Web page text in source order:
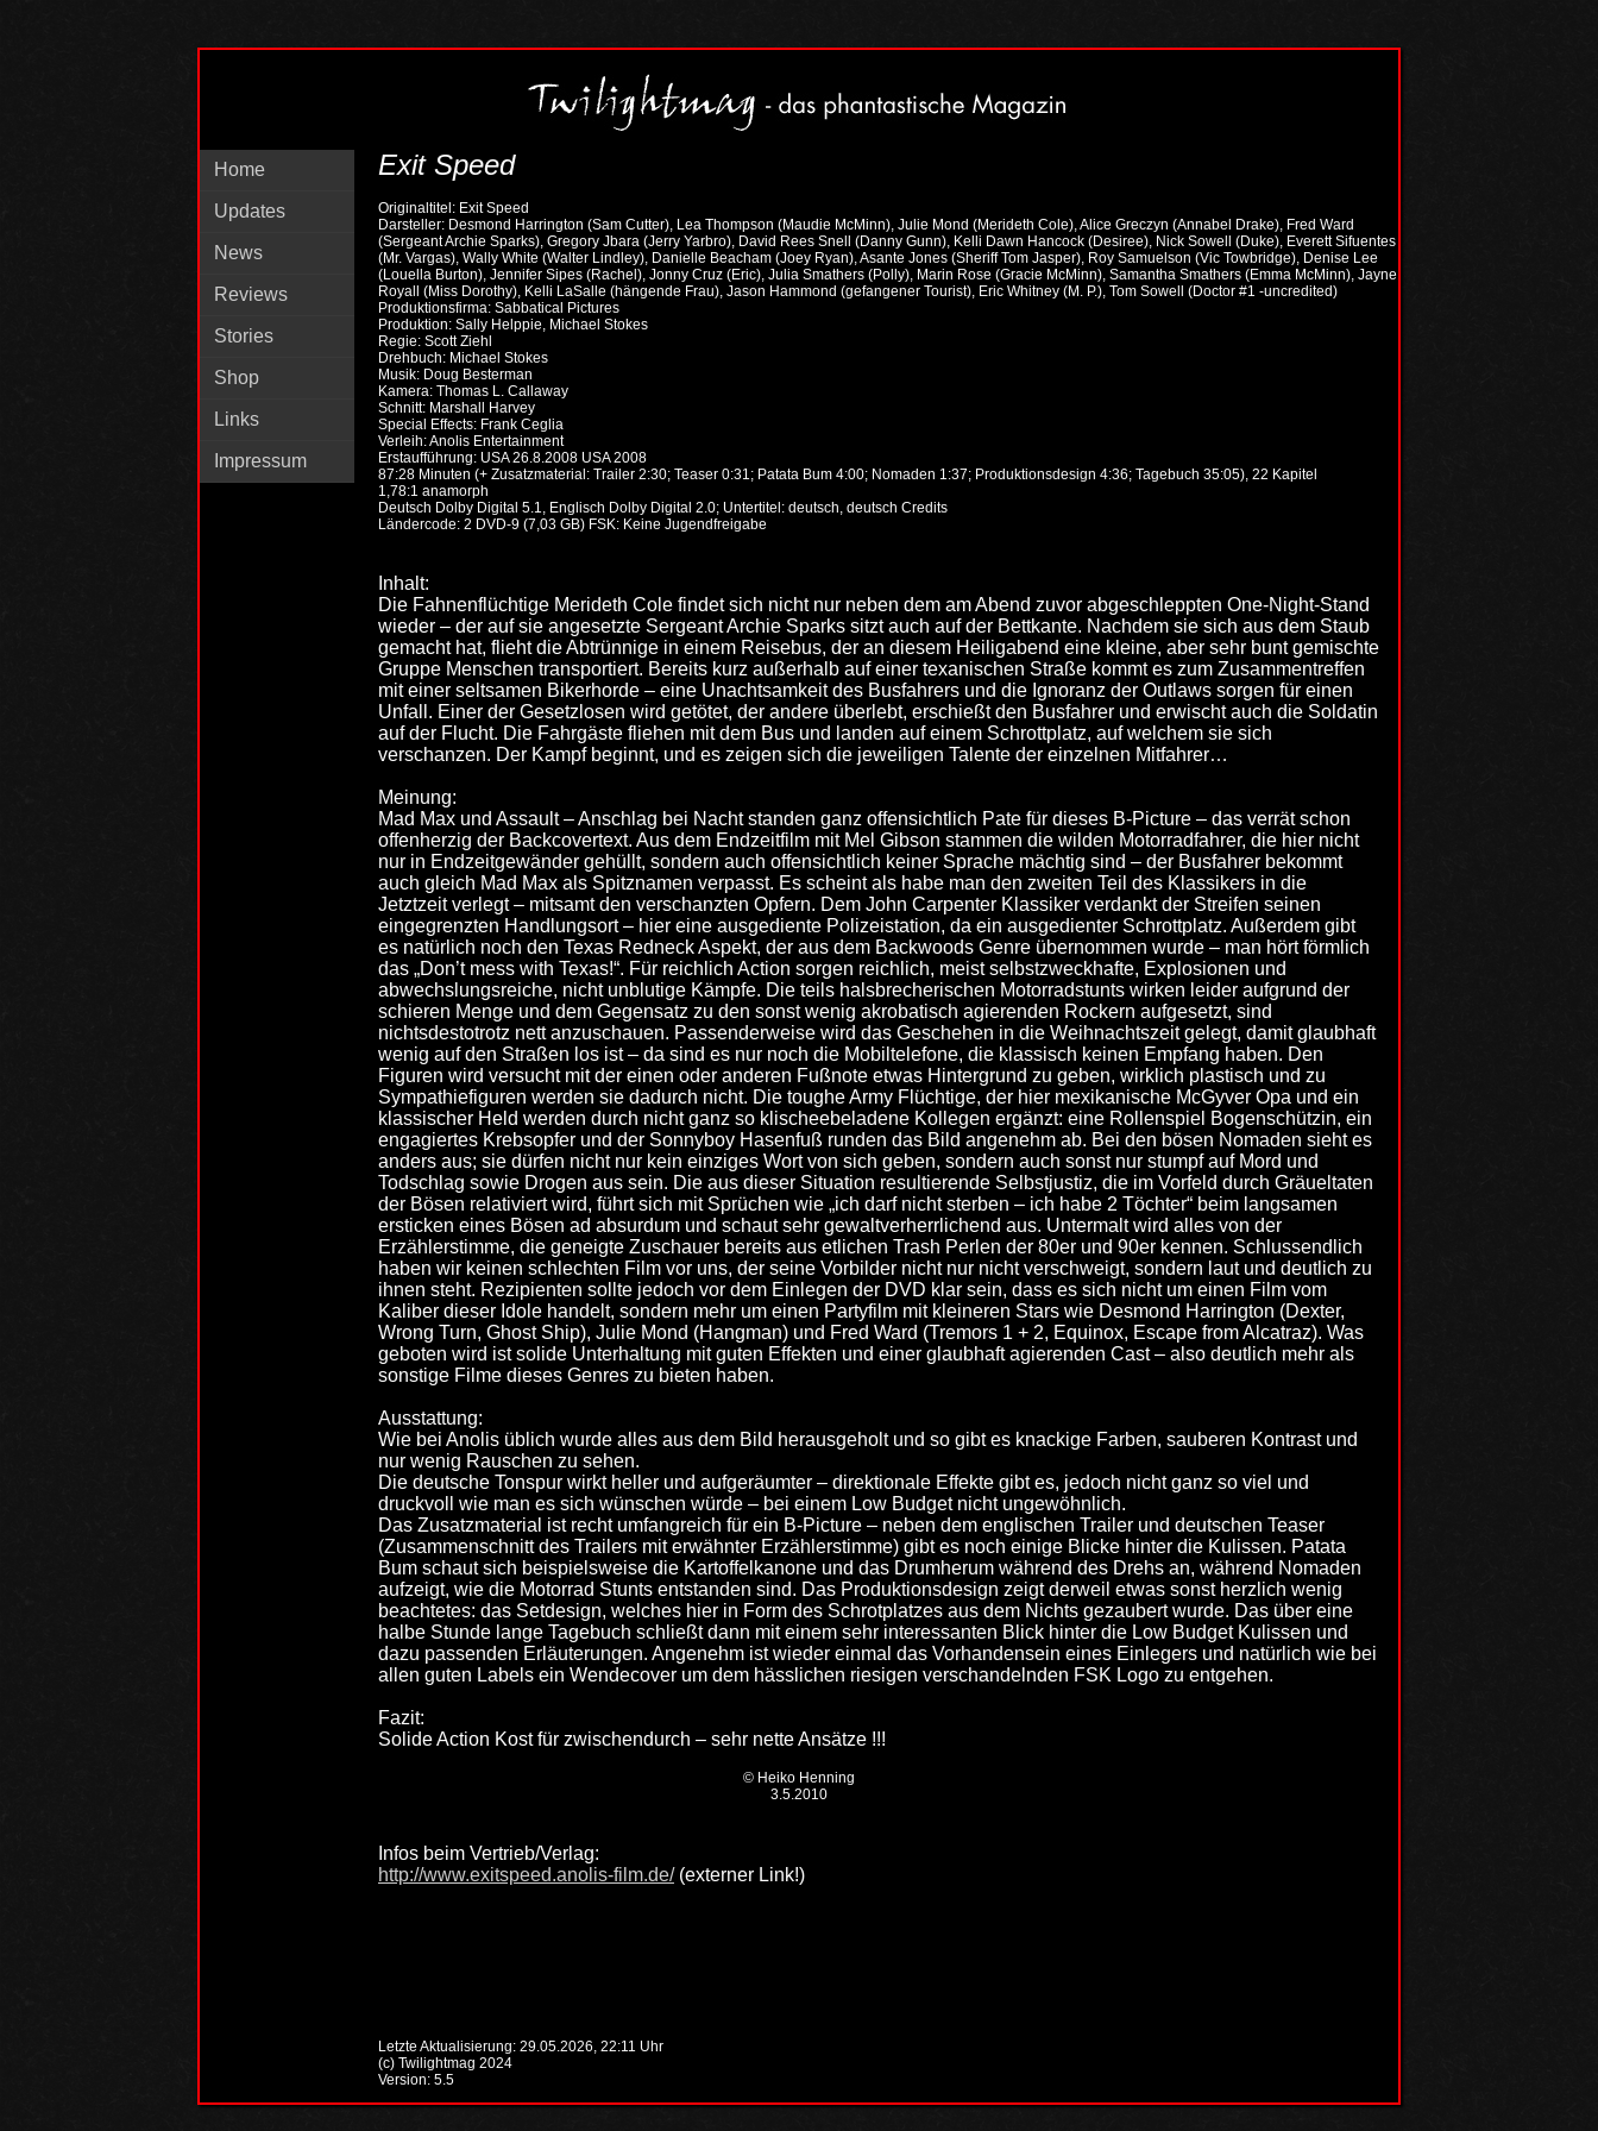
Home
Updates
News
Reviews
Stories
Shop
Links
Impressum
Exit Speed
Originaltitel: Exit Speed
Darsteller: Desmond Harrington (Sam Cutter), Lea Thompson (Maudie McMinn), Julie Mond (Merideth Cole), Alice Greczyn (Annabel Drake), Fred Ward
(Sergeant Archie Sparks), Gregory Jbara (Jerry Yarbro), David Rees Snell (Danny Gunn), Kelli Dawn Hancock (Desiree), Nick Sowell (Duke), Everett Sifuentes
(Mr. Vargas), Wally White (Walter Lindley), Danielle Beacham (Joey Ryan), Asante Jones (Sheriff Tom Jasper), Roy Samuelson (Vic Towbridge), Denise Lee
(Louella Burton), Jennifer Sipes (Rachel), Jonny Cruz (Eric), Julia Smathers (Polly), Marin Rose (Gracie McMinn), Samantha Smathers (Emma McMinn), Jayne
Royall (Miss Dorothy), Kelli LaSalle (hängende Frau), Jason Hammond (gefangener Tourist), Eric Whitney (M. P.), Tom Sowell (Doctor #1 -uncredited)
Produktionsfirma: Sabbatical Pictures
Produktion: Sally Helppie, Michael Stokes
Regie: Scott Ziehl
Drehbuch: Michael Stokes
Musik: Doug Besterman
Kamera: Thomas L. Callaway
Schnitt: Marshall Harvey
Special Effects: Frank Ceglia
Verleih: Anolis Entertainment
Erstaufführung: USA 26.8.2008 USA 2008
87:28 Minuten (+ Zusatzmaterial: Trailer 2:30; Teaser 0:31; Patata Bum 4:00; Nomaden 1:37; Produktionsdesign 4:36; Tagebuch 35:05), 22 Kapitel
1,78:1 anamorph
Deutsch Dolby Digital 5.1, Englisch Dolby Digital 2.0; Untertitel: deutsch, deutsch Credits
Ländercode: 2 DVD-9 (7,03 GB) FSK: Keine Jugendfreigabe
Inhalt:
Die Fahnenflüchtige Merideth Cole findet sich nicht nur neben dem am Abend zuvor abgeschleppten One-Night-Stand
wieder – der auf sie angesetzte Sergeant Archie Sparks sitzt auch auf der Bettkante. Nachdem sie sich aus dem Staub
gemacht hat, flieht die Abtrünnige in einem Reisebus, der an diesem Heiligabend eine kleine, aber sehr bunt gemischte
Gruppe Menschen transportiert. Bereits kurz außerhalb auf einer texanischen Straße kommt es zum Zusammentreffen
mit einer seltsamen Bikerhorde – eine Unachtsamkeit des Busfahrers und die Ignoranz der Outlaws sorgen für einen
Unfall. Einer der Gesetzlosen wird getötet, der andere überlebt, erschießt den Busfahrer und erwischt auch die Soldatin
auf der Flucht. Die Fahrgäste fliehen mit dem Bus und landen auf einem Schrottplatz, auf welchem sie sich
verschanzen. Der Kampf beginnt, und es zeigen sich die jeweiligen Talente der einzelnen Mitfahrer…
Meinung:
Mad Max und Assault – Anschlag bei Nacht standen ganz offensichtlich Pate für dieses B-Picture – das verrät schon
offenherzig der Backcovertext. Aus dem Endzeitfilm mit Mel Gibson stammen die wilden Motorradfahrer, die hier nicht
nur in Endzeitgewänder gehüllt, sondern auch offensichtlich keiner Sprache mächtig sind – der Busfahrer bekommt
auch gleich Mad Max als Spitznamen verpasst. Es scheint als habe man den zweiten Teil des Klassikers in die
Jetztzeit verlegt – mitsamt den verschanzten Opfern. Dem John Carpenter Klassiker verdankt der Streifen seinen
eingegrenzten Handlungsort – hier eine ausgediente Polizeistation, da ein ausgedienter Schrottplatz. Außerdem gibt
es natürlich noch den Texas Redneck Aspekt, der aus dem Backwoods Genre übernommen wurde – man hört förmlich
das „Don’t mess with Texas!“. Für reichlich Action sorgen reichlich, meist selbstzweckhafte, Explosionen und
abwechslungsreiche, nicht unblutige Kämpfe. Die teils halsbrecherischen Motorradstunts wirken leider aufgrund der
schieren Menge und dem Gegensatz zu den sonst wenig akrobatisch agierenden Rockern aufgesetzt, sind
nichtsdestotrotz nett anzuschauen. Passenderweise wird das Geschehen in die Weihnachtszeit gelegt, damit glaubhaft
wenig auf den Straßen los ist – da sind es nur noch die Mobiltelefone, die klassisch keinen Empfang haben. Den
Figuren wird versucht mit der einen oder anderen Fußnote etwas Hintergrund zu geben, wirklich plastisch und zu
Sympathiefiguren werden sie dadurch nicht. Die toughe Army Flüchtige, der hier mexikanische McGyver Opa und ein
klassischer Held werden durch nicht ganz so klischeebeladene Kollegen ergänzt: eine Rollenspiel Bogenschützin, ein
engagiertes Krebsopfer und der Sonnyboy Hasenfuß runden das Bild angenehm ab. Bei den bösen Nomaden sieht es
anders aus; sie dürfen nicht nur kein einziges Wort von sich geben, sondern auch sonst nur stumpf auf Mord und
Todschlag sowie Drogen aus sein. Die aus dieser Situation resultierende Selbstjustiz, die im Vorfeld durch Gräueltaten
der Bösen relativiert wird, führt sich mit Sprüchen wie „ich darf nicht sterben – ich habe 2 Töchter“ beim langsamen
ersticken eines Bösen ad absurdum und schaut sehr gewaltverherrlichend aus. Untermalt wird alles von der
Erzählerstimme, die geneigte Zuschauer bereits aus etlichen Trash Perlen der 80er und 90er kennen. Schlussendlich
haben wir keinen schlechten Film vor uns, der seine Vorbilder nicht nur nicht verschweigt, sondern laut und deutlich zu
ihnen steht. Rezipienten sollte jedoch vor dem Einlegen der DVD klar sein, dass es sich nicht um einen Film vom
Kaliber dieser Idole handelt, sondern mehr um einen Partyfilm mit kleineren Stars wie Desmond Harrington (Dexter,
Wrong Turn, Ghost Ship), Julie Mond (Hangman) und Fred Ward (Tremors 1 + 2, Equinox, Escape from Alcatraz). Was
geboten wird ist solide Unterhaltung mit guten Effekten und einer glaubhaft agierenden Cast – also deutlich mehr als
sonstige Filme dieses Genres zu bieten haben.
Ausstattung:
Wie bei Anolis üblich wurde alles aus dem Bild herausgeholt und so gibt es knackige Farben, sauberen Kontrast und
nur wenig Rauschen zu sehen.
Die deutsche Tonspur wirkt heller und aufgeräumter – direktionale Effekte gibt es, jedoch nicht ganz so viel und
druckvoll wie man es sich wünschen würde – bei einem Low Budget nicht ungewöhnlich.
Das Zusatzmaterial ist recht umfangreich für ein B-Picture – neben dem englischen Trailer und deutschen Teaser
(Zusammenschnitt des Trailers mit erwähnter Erzählerstimme) gibt es noch einige Blicke hinter die Kulissen. Patata
Bum schaut sich beispielsweise die Kartoffelkanone und das Drumherum während des Drehs an, während Nomaden
aufzeigt, wie die Motorrad Stunts entstanden sind. Das Produktionsdesign zeigt derweil etwas sonst herzlich wenig
beachtetes: das Setdesign, welches hier in Form des Schrotplatzes aus dem Nichts gezaubert wurde. Das über eine
halbe Stunde lange Tagebuch schließt dann mit einem sehr interessanten Blick hinter die Low Budget Kulissen und
dazu passenden Erläuterungen. Angenehm ist wieder einmal das Vorhandensein eines Einlegers und natürlich wie bei
allen guten Labels ein Wendecover um dem hässlichen riesigen verschandelnden FSK Logo zu entgehen.
Fazit:
Solide Action Kost für zwischendurch – sehr nette Ansätze !!!
© Heiko Henning
3.5.2010
Infos beim Vertrieb/Verlag:
http://www.exitspeed.anolis-film.de/(externer Link!)
Letzte Aktualisierung: 29.05.2026, 22:11 Uhr
(c) Twilightmag 2024
Version: 5.5